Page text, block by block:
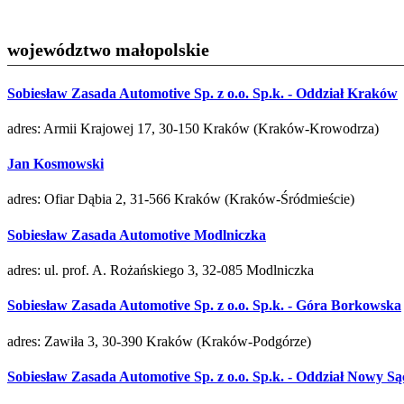
województwo małopolskie
Sobiesław Zasada Automotive Sp. z o.o. Sp.k. - Oddział Kraków
adres: Armii Krajowej 17, 30-150 Kraków (Kraków-Krowodrza)
Jan Kosmowski
adres: Ofiar Dąbia 2, 31-566 Kraków (Kraków-Śródmieście)
Sobiesław Zasada Automotive Modlniczka
adres: ul. prof. A. Rożańskiego 3, 32-085 Modlniczka
Sobiesław Zasada Automotive Sp. z o.o. Sp.k. - Góra Borkowska
adres: Zawiła 3, 30-390 Kraków (Kraków-Podgórze)
Sobiesław Zasada Automotive Sp. z o.o. Sp.k. - Oddział Nowy